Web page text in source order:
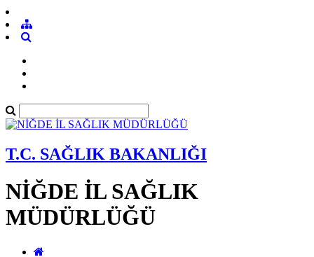
T.C. SAĞLIK BAKANLIĞI
NİĞDE İL SAĞLIK
MÜDÜRLÜĞÜ